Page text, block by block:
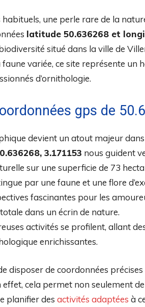
une perle rare de la
latitude 50.636268 et
situé dans la ville de
variée, ce site représente un
d’ornithologie.
gps de
devient un atout majeur
3.171153 nous guident
sur une superficie de 73
par une faune et une flore
fascinantes pour les
dans un écrin de nature.
activités se profilent, allant
enrichissantes.
disposer de coordonnées
cela permet non seulement
planifier des activités adaptées à